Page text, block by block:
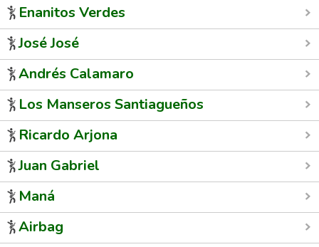
Enanitos Verdes
José José
Andrés Calamaro
Los Manseros Santiagueños
Ricardo Arjona
Juan Gabriel
Maná
Airbag